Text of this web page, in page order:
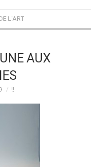
L'ART
AUX
!!